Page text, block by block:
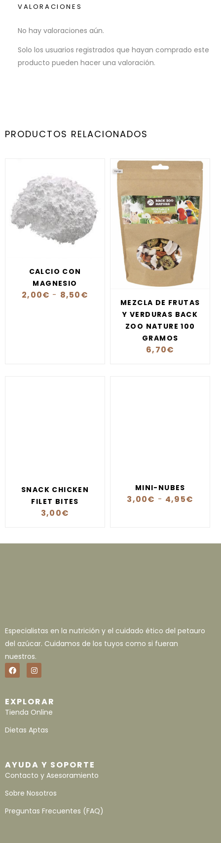
VALORACIONES
No hay valoraciones aún.
Solo los usuarios registrados que hayan comprado este
producto pueden hacer una valoración.
PRODUCTOS RELACIONADOS
CALCIO CON
MAGNESIO
2,00€ - 8,50€
MEZCLA DE FRUTAS
Y VERDURAS BACK
ZOO NATURE 100
GRAMOS
6,70€
SNACK CHICKEN
FILET BITES
3,00€
MINI-NUBES
3,00€ - 4,95€
Especialistas en la nutrición y el cuidado ético del petauro
del azúcar. Cuidamos de los tuyos como si fueran
nuestros.
EXPLORAR
Tienda Online
Dietas Aptas
AYUDA Y SOPORTE
Contacto y Asesoramiento
Sobre Nosotros
Preguntas Frecuentes (FAQ)